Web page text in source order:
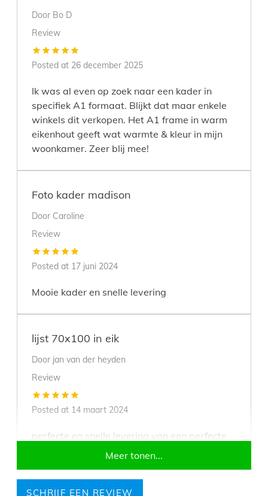
Door Bo D
Review
Posted at 26 december 2025
Ik was al even op zoek naar een kader in
specifiek A1 formaat. Blijkt dat maar enkele
winkels dit verkopen. Het A1 frame in warm
eikenhout geeft wat warmte & kleur in mijn
woonkamer. Zeer blij mee!
Foto kader madison
Door Caroline
Review
Posted at 17 juni 2024
Mooie kader en snelle levering
lijst 70x100 in eik
Door jan van der heyden
Review
Posted at 14 maart 2024
perfecte en snelle levering van een perfecte
Meer tonen...
SCHRIJF EEN REVIEW